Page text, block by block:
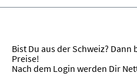
Bist Du aus der Schweiz?
Preise!
Nach dem Login werden Dir